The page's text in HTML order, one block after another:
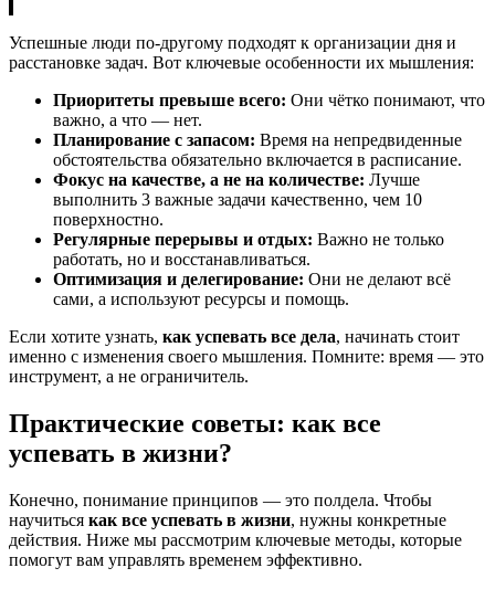
Успешные люди по-другому подходят к организации дня и
расстановке задач. Вот ключевые особенности их мышления:
Приоритеты превыше всего: Они чётко понимают, что
важно, а что — нет.
Планирование с запасом: Время на непредвиденные
обстоятельства обязательно включается в расписание.
Фокус на качестве, а не на количестве: Лучше
выполнить 3 важные задачи качественно, чем 10
поверхностно.
Регулярные перерывы и отдых: Важно не только
работать, но и восстанавливаться.
Оптимизация и делегирование: Они не делают всё
сами, а используют ресурсы и помощь.
Если хотите узнать, как успевать все дела, начинать стоит
именно с изменения своего мышления. Помните: время — это
инструмент, а не ограничитель.
Практические советы: как все
успевать в жизни?
Конечно, понимание принципов — это полдела. Чтобы
научиться как все успевать в жизни, нужны конкретные
действия. Ниже мы рассмотрим ключевые методы, которые
помогут вам управлять временем эффективно.